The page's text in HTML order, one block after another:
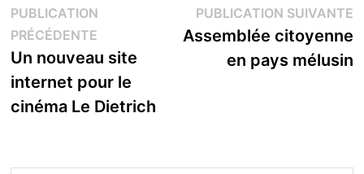
Navigation
de
l’article
PUBLICATION
PRÉCÉDENTEPublication
précédente :
Un nouveau site
internet pour le
cinéma Le Dietrich
PUBLICATION SUIVANTE
Assemblée citoyenne
en pays mélusin